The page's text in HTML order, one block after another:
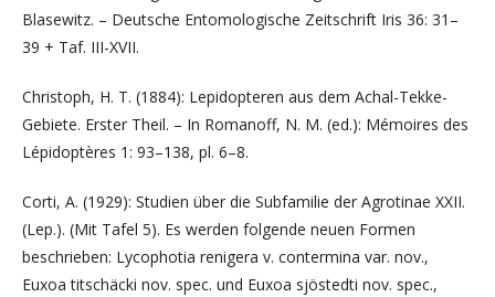
Blasewitz. – Deutsche Entomologische Zeitschrift Iris 36: 31–
39 + Taf. III-XVII.
Christoph, H. T. (1884): Lepidopteren aus dem Achal-Tekke-
Gebiete. Erster Theil. – In Romanoff, N. M. (ed.): Mémoires des
Lépidoptères 1: 93–138, pl. 6–8.
Corti, A. (1929): Studien über die Subfamilie der Agrotinae XXII.
(Lep.). (Mit Tafel 5). Es werden folgende neuen Formen
beschrieben: Lycophotia renigera v. contermina var. nov.,
Euxoa titschäcki nov. spec. und Euxoa sjöstedti nov. spec.,